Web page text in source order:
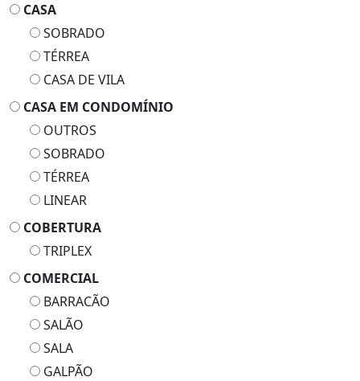
CASA
SOBRADO
TÉRREA
CASA DE VILA
CASA EM CONDOMÍNIO
OUTROS
SOBRADO
TÉRREA
LINEAR
COBERTURA
TRIPLEX
COMERCIAL
BARRACÃO
SALÃO
SALA
GALPÃO